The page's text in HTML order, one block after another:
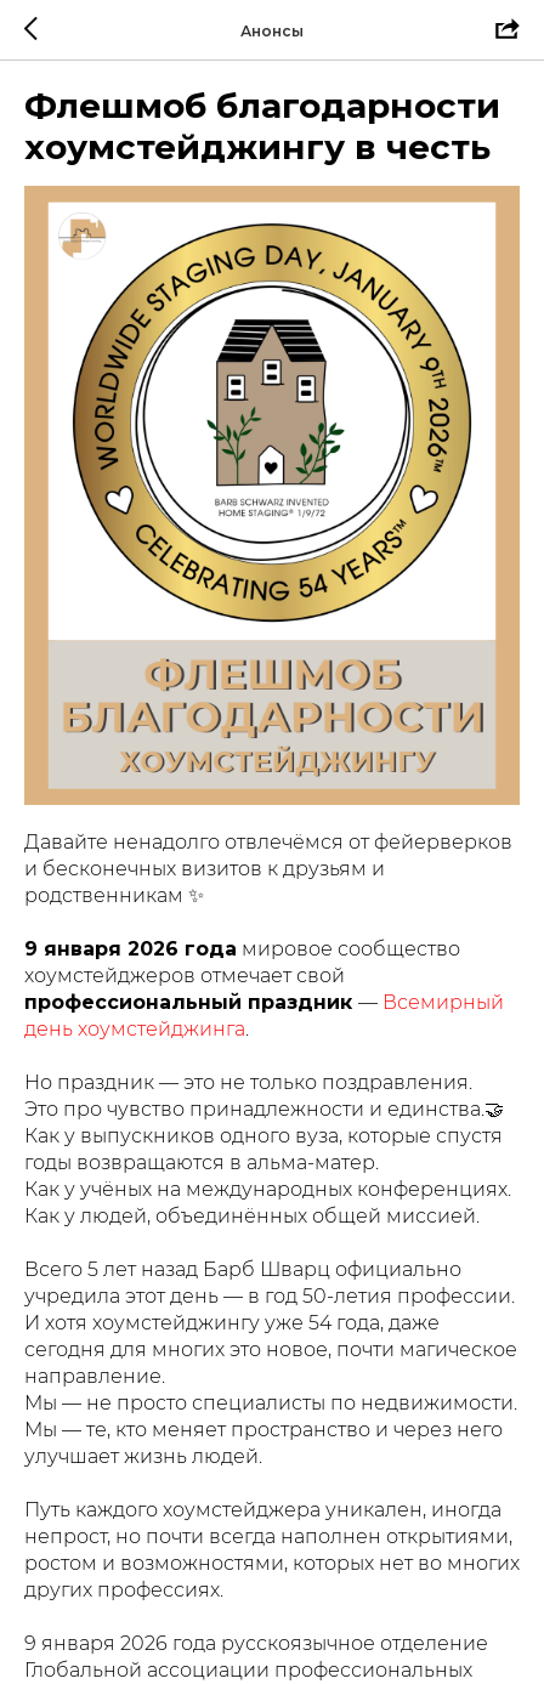
Анонсы
Флешмоб благодарности
хоумстейджингу в честь
Давайте ненадолго отвлечёмся от фейерверков
и бесконечных визитов к друзьям и
родственникам ✨
9 января 2026 года мировое сообщество
хоумстейджеров отмечает свой
профессиональный праздник — Всемирный
день хоумстейджинга.
Но праздник — это не только поздравления.
Это про чувство принадлежности и единства.🤝
Как у выпускников одного вуза, которые спустя
годы возвращаются в альма-матер.
Как у учёных на международных конференциях.
Как у людей, объединённых общей миссией.
Всего 5 лет назад Барб Шварц официально
учредила этот день — в год 50-летия профессии.
И хотя хоумстейджингу уже 54 года, даже
сегодня для многих это новое, почти магическое
направление.
Мы — не просто специалисты по недвижимости.
Мы — те, кто меняет пространство и через него
улучшает жизнь людей.
Путь каждого хоумстейджера уникален, иногда
непрост, но почти всегда наполнен открытиями,
ростом и возможностями, которых нет во многих
других профессиях.
9 января 2026 года русскоязычное отделение
Глобальной ассоциации профессиональных